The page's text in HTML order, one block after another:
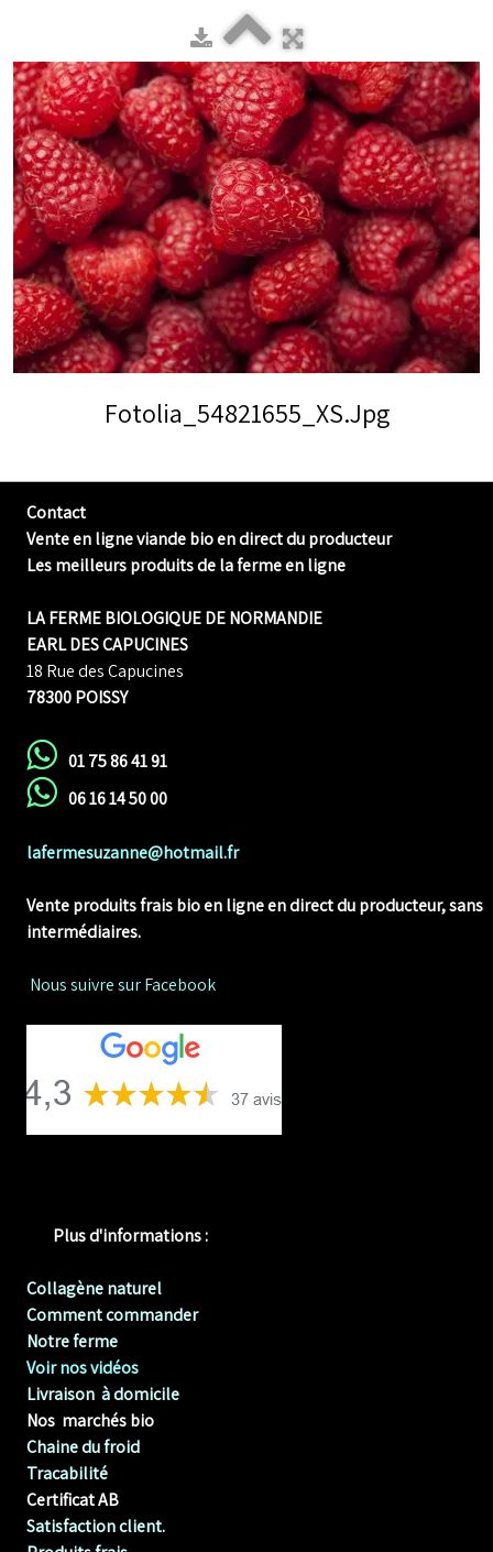
Fotolia_54821655_XS.jpg
Contact
Vente en ligne viande bio en direct du producteur
Les meilleurs produits de la ferme en ligne
LA FERME BIOLOGIQUE DE NORMANDIE
EARL DES CAPUCINES
18 Rue des Capucines
78300 POISSY
01 75 86 41 91
06 16 14 50 00
lafermesuzanne@hotmail.fr
Vente produits frais bio en ligneen direct du producteur, sans
intermédiaires.
Nous suivre sur Facebook
Plus d'informations :
Collagène naturel
Comment commander
Notre ferme
Voir nos vidéos
Livraison à domicile
Nos marchés bio
Chaine du froid
Tracabilité
Certificat AB
Satisfaction client.